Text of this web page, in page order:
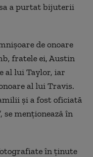
a purtat bijuterii
de onoare
fratele ei, Austin
al lui Taylor, iar
al lui Travis.
şi a fost oficiată
se menţionează în
în ţinute